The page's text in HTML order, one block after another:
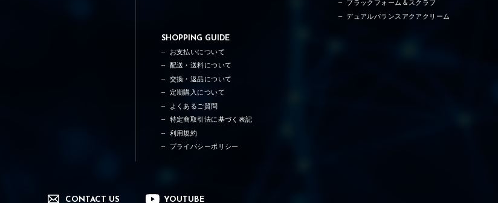
ブラックフォーム＆スクラブ
デュアルバランスアクアクリーム
SHOPPING GUIDE
お支払いについて
配送・送料について
交換・返品について
定期購入について
よくあるご質問
特定商取引法に基づく表記
利用規約
プライバシーポリシー
CONTACT US YOUTUBE